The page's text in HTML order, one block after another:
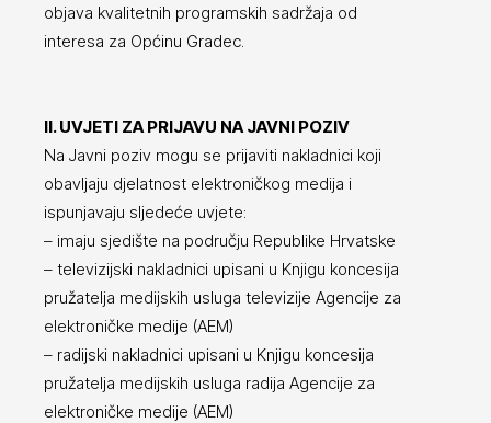
objava kvalitetnih programskih sadržaja od
interesa za Općinu Gradec.
II. UVJETI ZA PRIJAVU NA JAVNI POZIV
Na Javni poziv mogu se prijaviti nakladnici koji
obavljaju djelatnost elektroničkog medija i
ispunjavaju sljedeće uvjete:
– imaju sjedište na području Republike Hrvatske
– televizijski nakladnici upisani u Knjigu koncesija
pružatelja medijskih usluga televizije Agencije za
elektroničke medije (AEM)
– radijski nakladnici upisani u Knjigu koncesija
pružatelja medijskih usluga radija Agencije za
elektroničke medije (AEM)